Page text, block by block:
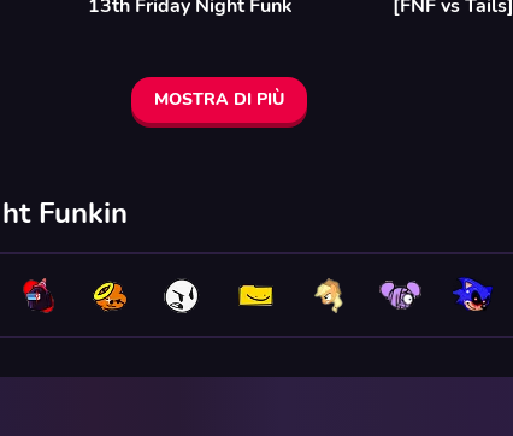
13th Friday Night Funk
[FNF vs Tails]
MOSTRA DI PIÙ
Funkin